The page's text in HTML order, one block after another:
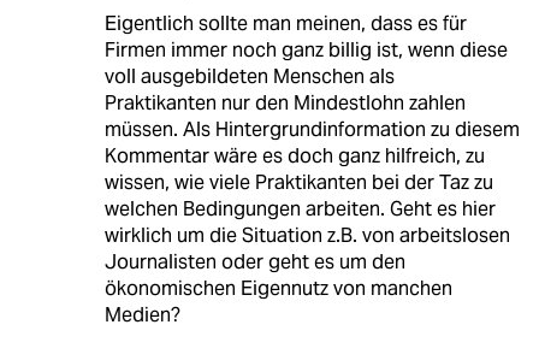
Eigentlich sollte man meinen, dass es für
Firmen immer noch ganz billig ist, wenn diese
voll ausgebildeten Menschen als
Praktikanten nur den Mindestlohn zahlen
müssen. Als Hintergrundinformation zu diesem
Kommentar wäre es doch ganz hilfreich, zu
wissen, wie viele Praktikanten bei der Taz zu
welchen Bedingungen arbeiten. Geht es hier
wirklich um die Situation z.B. von arbeitslosen
Journalisten oder geht es um den
ökonomischen Eigennutz von manchen
Medien?